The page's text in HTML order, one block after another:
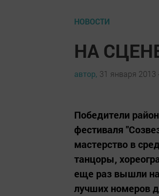
НОВОСТИ
НА
автор, 31 января 2013
Победители
фестиваля
мастерство в
танцоры,
еще раз вышли
лучших номеров